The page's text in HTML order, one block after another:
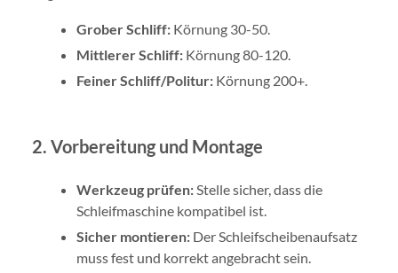
Grober Schliff:Körnung 30-50.
Mittlerer Schliff:Körnung 80-120.
Feiner Schliff/Politur:Körnung 200+.
2. Vorbereitung und Montage
Werkzeug prüfen:Stelle sicher, dass die
Schleifmaschine kompatibel ist.
Sicher montieren:Der Schleifscheibenaufsatz
muss fest und korrekt angebracht sein.